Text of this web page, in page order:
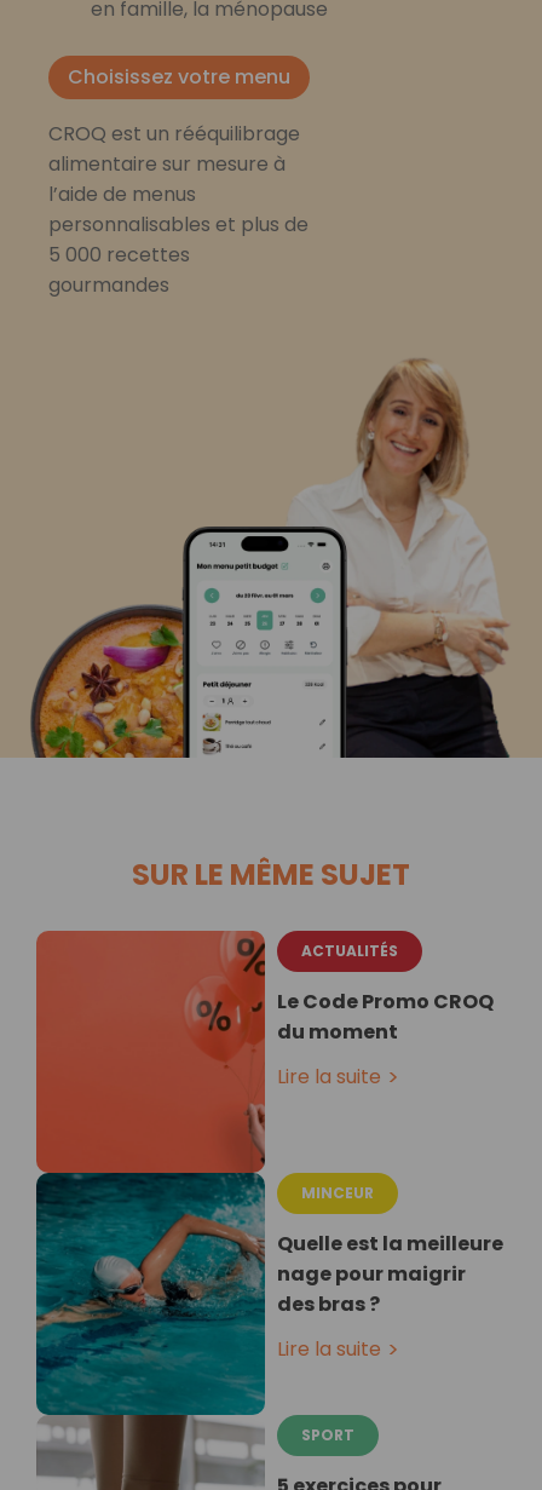
en famille, la ménopause
Choisissez votre menu
CROQ est un rééquilibrage
alimentaire sur mesure à
l’aide de menus
personnalisables et plus de
5 000 recettes
gourmandes
SUR LE MÊME SUJET
ACTUALITÉS
Le Code Promo CROQ
du moment
Lire la suite
MINCEUR
Quelle est la meilleure
nage pour maigrir
des bras ?
Lire la suite
SPORT